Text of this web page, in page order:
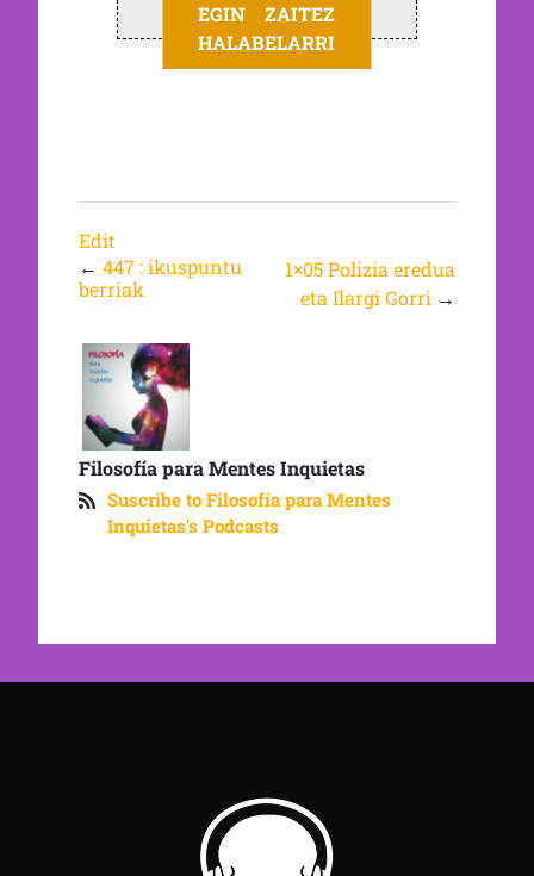
EGIN ZAITEZ
HALABELARRI
Edit
← 447 : ikuspuntu
berriak
1×05 Polizia eredua
eta Ilargi Gorri →
Filosofía para Mentes Inquietas
Suscribe to Filosofía para Mentes
Inquietas's Podcasts